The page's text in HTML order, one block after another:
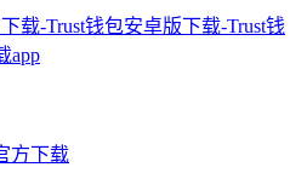
方下载